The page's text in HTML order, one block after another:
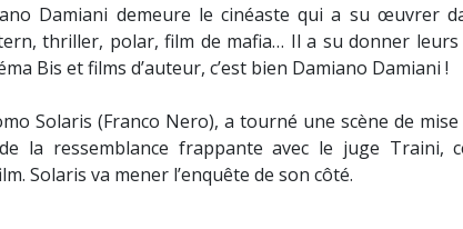
Damiani demeure le cinéaste qui a su œuvrer
thriller, polar, film de mafia… Il a su donner
Bis et films d’auteur, c’est bien Damiano Damiani !
Solaris (Franco Nero), a tourné une scène de
la ressemblance frappante avec le juge Traini,
Solaris va mener l’enquête de son côté.